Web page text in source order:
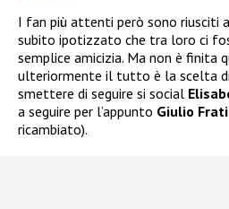
I fan più attenti però sono riusciti
subito ipotizzato che tra loro ci
semplice amicizia. Ma non è finita
ulteriormente il tutto è la scelta di
smettere di seguire si social
a seguire per l’appunto Giulio
ricambiato).